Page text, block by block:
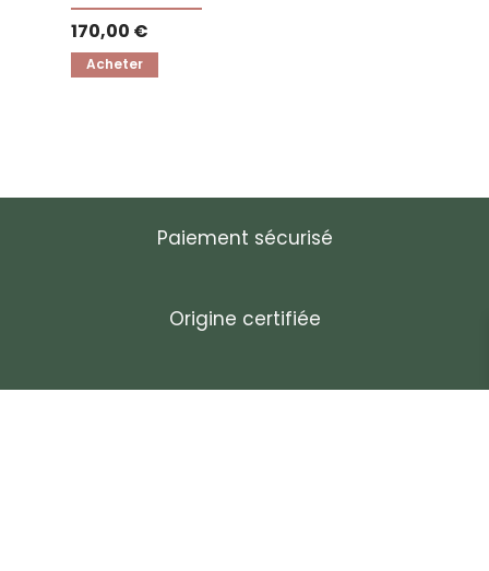
170,00 €
Acheter
Paiement sécurisé
Origine certifiée